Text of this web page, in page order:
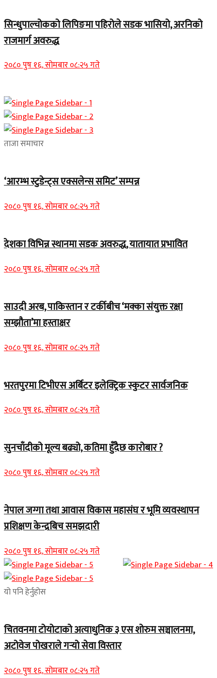
सिन्धुपाल्चोकको लिपिङमा पहिरोले सडक भासियो, अरनिको
राजमार्ग अवरुद्ध
२०८० पुष १६, सोमबार ०८:२५ गते
ताजा समाचार
‘आरम्भ स्टुडेन्ट्स एक्सलेन्स समिट’ सम्पन्न
२०८० पुष १६, सोमबार ०८:२५ गते
देशका विभिन्न स्थानमा सडक अवरुद्ध, यातायात प्रभावित
२०८० पुष १६, सोमबार ०८:२५ गते
साउदी अरब, पाकिस्तान र टर्कीबीच ‘मक्का संयुक्त रक्षा
सम्झौता’मा हस्ताक्षर
२०८० पुष १६, सोमबार ०८:२५ गते
भरतपुरमा टिभीएस अर्बिटर इलेक्ट्रिक स्कुटर सार्वजनिक
२०८० पुष १६, सोमबार ०८:२५ गते
सुनचाँदीको मूल्य बढ्यो, कतिमा हुँदैछ कारोबार ?
२०८० पुष १६, सोमबार ०८:२५ गते
नेपाल जग्गा तथा आवास विकास महासंघ र भूमि व्यवस्थापन
प्रशिक्षण केन्द्रबिच समझदारी
२०८० पुष १६, सोमबार ०८:२५ गते
यो पनि हेर्नुहोस
चितवनमा टोयोटाको अत्याधुनिक ३ एस शोरुम सञ्चालनमा,
अटोवेज पोखराले गर्‍यो सेवा विस्तार
२०८० पुष १६, सोमबार ०८:२५ गते